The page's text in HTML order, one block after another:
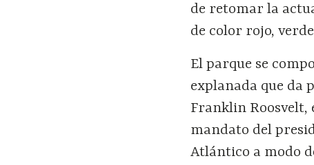
de retomar la
de color rojo,
El parque se
explanada que da
Franklin Roosvelt,
mandato del
Atlántico a modo